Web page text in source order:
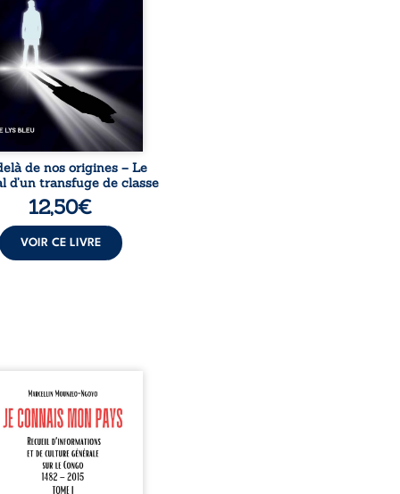
sociale. S’arracher à
exige pourtant un
Pris entre deux
l’homme réalise que
professionnels ne
guérissent ni ...
de nos origines – Le
d’un transfuge de classe
12,50€
VOIR CE LIVRE
mon pays se
comme une œuvre de
et d’éveil civique,
à raviver la mémoire
En retraçant les
étapes de l’histoire
il entend combattre